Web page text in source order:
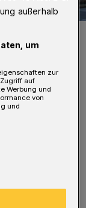
außerhalb
um
zur
auf
Werbung und
von
und